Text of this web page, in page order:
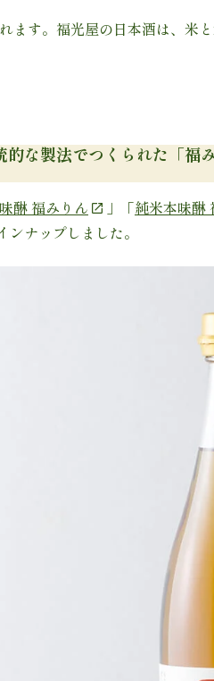
ます。福光屋の日本酒は、米
な製法でつくられた「福
醂 福みりん 」「純米本味醂
ンナップしました。